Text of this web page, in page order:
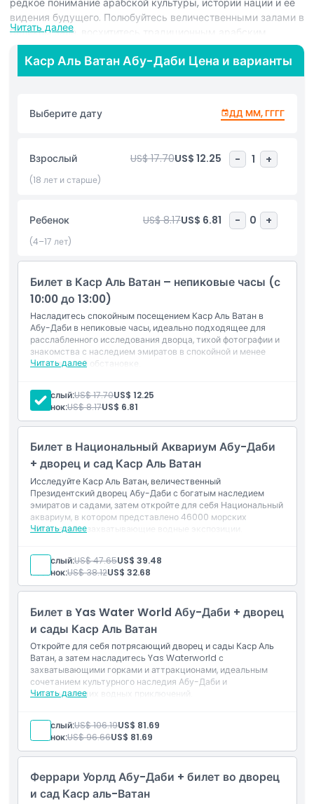
редкое понимание арабской культуры, истории нации и её
видения будущего. Полюбуйтесь величественными залами в
Великом зале, восхититесь традиционным арабским
искусством и изучите выставки, посвящённые дипломатии,
гостеприимству и знаниям. Откройте для себя
Президентские подарки, комнату Духа сотрудничества, где
эмирские обычаи и протоколы. Узнайте о наследии
арабской науки в Доме знаний и исследуйте вечные
более 50 000 книг, сохраняя столетия культуры. Посетители
также могут сделать памятное фото в Медиа-зале в честь
своего путешествия. С удивительной архитектурой,
предлагает вдохновляющую и образовательную экскурсию
по достижениями эмиратской культуры для всех
возрастов.
Основные моменты
Включено
Исключения
Часы работы
Дресс-код
Политика отмены
Читать далее
Каср Аль Ватан Абу-Даби Цена и варианты
Выберите дату ДД ММ, ГГГГ
Взрослый US$ 17.70US$ 12.25 - 1 +
(18 лет и старше)
Ребенок US$ 8.17US$ 6.81 - 0 +
(4–17 лет)
Билет в Каср Аль Ватан – непиковые часы (с
10:00 до 13:00)
Насладитесь спокойным посещением Каср Аль Ватан в
Абу-Даби в непиковые часы, идеально подходящее для
расслабленного исследования дворца, тихой фотографии и
знакомства с наследием эмиратов в спокойной и менее
многолюдной обстановке.
Читать далее
Вход в Каср Аль Ватан в рабочие часы
Шоу "Дворец в движении"
Бесплатный трансфер на автобусе
Бесплатная парковка
Взрослый:US$ 17.70US$ 12.25
Ребенок:US$ 8.17US$ 6.81
Билет в Национальный Аквариум Абу-Даби
+ дворец и сад Каср Аль Ватан
Исследуйте Каср Аль Ватан, величественный
Президентский дворец Абу-Даби с богатым наследием
эмиратов и садами, затем откройте для себя Национальный
аквариум, в котором представлено 46000 морских
обитателей и захватывающие водные экспозиции.
Читать далее
Вход в дворец Каср Аль Ватан, сады, выставки, залы и
библиотеку.
Доступ в Национальный аквариум с 46000 морских
существ и мировыми экосистемами.
возрастов.
Взрослый:US$ 47.65US$ 39.48
Ребенок:US$ 38.12US$ 32.68
Билет в Yas Water World Абу-Даби + дворец
и сады Каср Аль Ватан
Откройте для себя потрясающий дворец и сады Каср Аль
Ватан, а затем насладитесь Yas Waterworld с
захватывающими горками и аттракционами, идеальным
сочетанием культурного наследия Абу-Даби и
захватывающих водных приключений.
Читать далее
Вход во дворец Каср Аль Ватан, сады, выставки, залы,
культурные зоны, Дом Знаний и Библиотеку.
Однократный вход в Yas Waterworld с
неограниченным количеством поездок и аттракционов.
Взрослый:US$ 106.19US$ 81.69
Ребенок:US$ 96.66US$ 81.69
Феррари Уорлд Абу-Даби + билет во дворец
и сад Каср аль-Ватан